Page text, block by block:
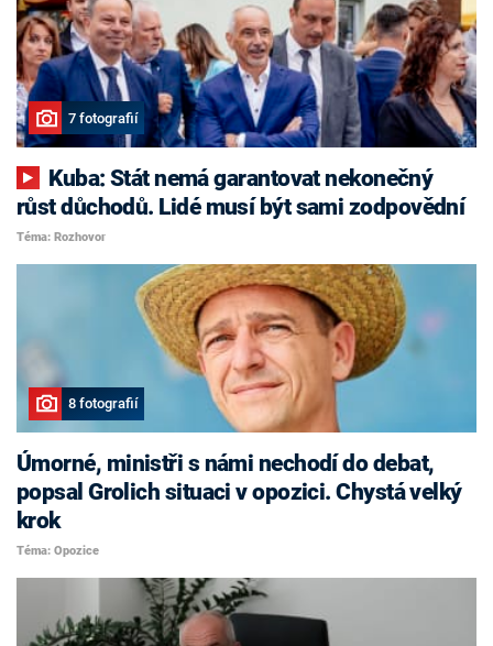
7 fotografií
růst důchodů. Lidé musí být sami zodpovědní
Téma: Rozhovor
8 fotografií
Úmorné, ministři s námi nechodí do debat,
popsal Grolich situaci v opozici. Chystá velký
krok
Téma: Opozice